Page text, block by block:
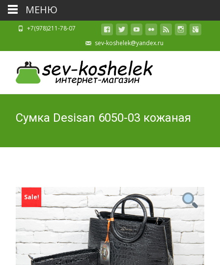
+7(978)211-78-07
sev-koshelek@yandex.ru
Cумка Desisan 6050-03 кожаная
Sale!
МЕНЮ